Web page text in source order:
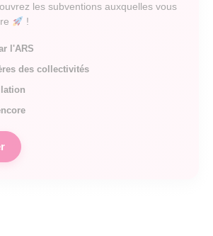
les subventions auxquelles vous
!
l'ARS
des collectivités